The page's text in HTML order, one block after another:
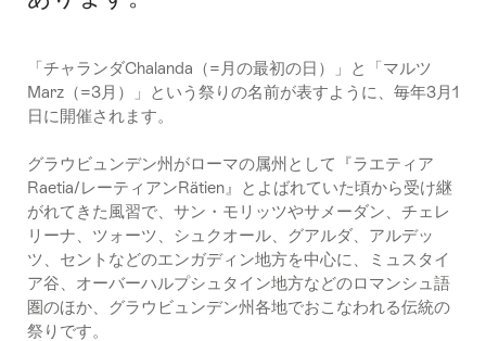
「チャランダChalanda（=月の最初の日）」と「マルツ
Marz（=3月）」という祭りの名前が表すように、毎年3月1
日に開催されます。
グラウビュンデン州がローマの属州として『ラエティア
Raetia/レーティアンRätien』とよばれていた頃から受け継
がれてきた風習で、サン・モリッツやサメーダン、チェレ
リーナ、ツォーツ、シュクオール、グアルダ、アルデッ
ツ、セントなどのエンガディン地方を中心に、ミュスタイ
ア谷、オーバーハルプシュタイン地方などのロマンシュ語
圏のほか、グラウビュンデン州各地でおこなわれる伝統の
祭りです。